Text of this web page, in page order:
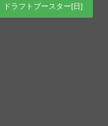
ドラフトブースター[日]